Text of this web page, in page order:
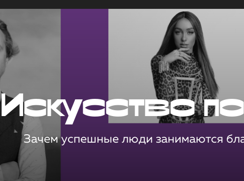
Искусство
Зачем успешные люди занимаются